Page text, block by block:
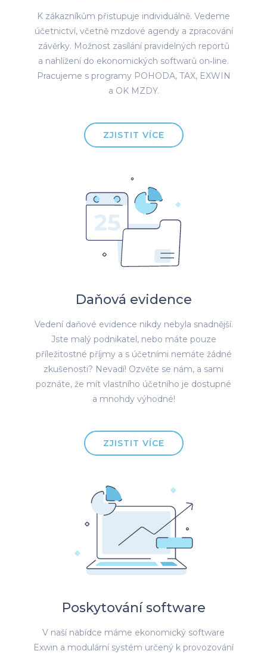
O NÁS
NABÍDKA
KONTAKT
PŘIHLÁSIT
K zákazníkům přistupuje individuálně. Vedeme
účetnictví, včetně mzdové agendy a zpracování
závěrky. Možnost zasílání pravidelných reportů
a nahlížení do ekonomických softwarů on‑line.
Pracujeme s programy POHODA, TAX, EXWIN
a OK MZDY.
ZJISTIT VÍCE
Daňová evidence
Vedení daňové evidence nikdy nebyla snadnější.
Jste malý podnikatel, nebo máte pouze
příležitostné příjmy a s účetními nemáte žádné
zkušenosti? Nevadí! Ozvěte se nám, a sami
poznáte, že mít vlastního účetního je dostupné
a mnohdy výhodné!
ZJISTIT VÍCE
Poskytování software
V naší nabídce máme ekonomický software
Exwin a modulární systém určený k provozování